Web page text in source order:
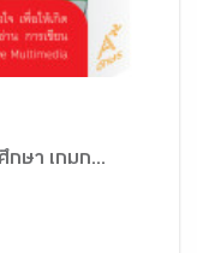
กษา เกมก...